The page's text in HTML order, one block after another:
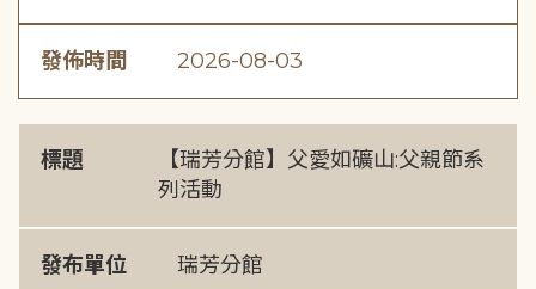
發佈時間 2026-08-03
標題
【瑞芳分館】父愛如礦山:父親節系
列活動
發布單位 瑞芳分館